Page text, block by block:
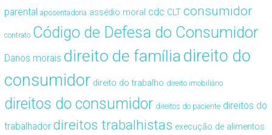
parental aposentadoria assédio moral cdc CLT consumidor
contrato Código de Defesa do Consumidor
Danos morais direito de famíliadireito do
consumidor direito do trabalho direito imobiliário
direitos do consumidor direitos do paciente direitos do
trabalhador direitos trabalhistas execução de alimentos